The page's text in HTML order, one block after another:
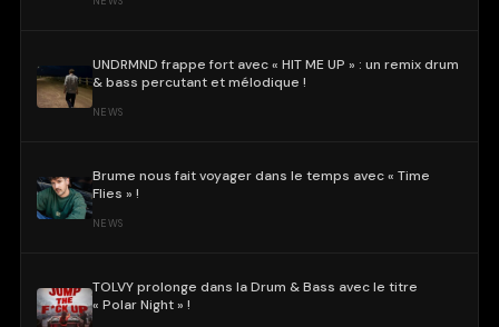
UNDRMND frappe fort avec « HIT ME UP » : un remix drum
& bass percutant et mélodique !
NEWS
Brume nous fait voyager dans le temps avec « Time
Flies » !
NEWS
TOLVY prolonge dans la Drum & Bass avec le titre
« Polar Night » !